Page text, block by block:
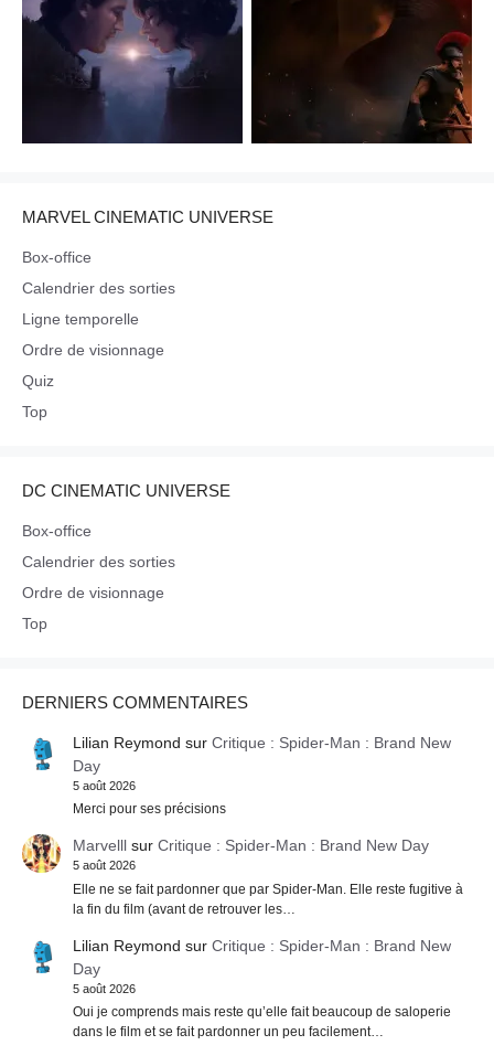
MARVEL CINEMATIC UNIVERSE
Box-office
Calendrier des sorties
Ligne temporelle
Ordre de visionnage
Quiz
Top
DC CINEMATIC UNIVERSE
Box-office
Calendrier des sorties
Ordre de visionnage
Top
DERNIERS COMMENTAIRES
Lilian Reymond sur Critique : Spider-Man : Brand New
Day
5 août 2026
Merci pour ses précisions
Marvelllsur Critique : Spider-Man : Brand New Day
5 août 2026
Elle ne se fait pardonner que par Spider-Man. Elle reste fugitive à
la fin du film (avant de retrouver les…
Lilian Reymond sur Critique : Spider-Man : Brand New
Day
5 août 2026
Oui je comprends mais reste qu’elle fait beaucoup de saloperie
dans le film et se fait pardonner un peu facilement…